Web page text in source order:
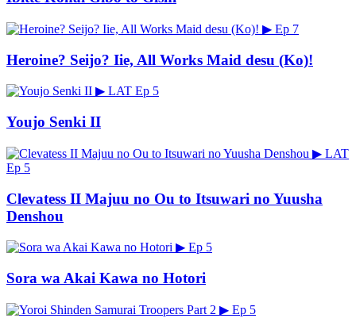
▶ Ep 7
Heroine? Seijo? Iie, All Works Maid desu (Ko)!
▶ LAT Ep 5
Youjo Senki II
▶ LAT
Ep 5
Clevatess II Majuu no Ou to Itsuwari no Yuusha
Denshou
▶ Ep 5
Sora wa Akai Kawa no Hotori
▶ Ep 5